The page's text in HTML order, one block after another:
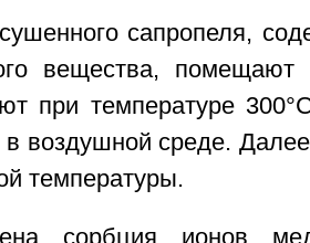
сапропеля,
вещества,
при температуре
в воздушной среде.
температуры.
сорбция ионов